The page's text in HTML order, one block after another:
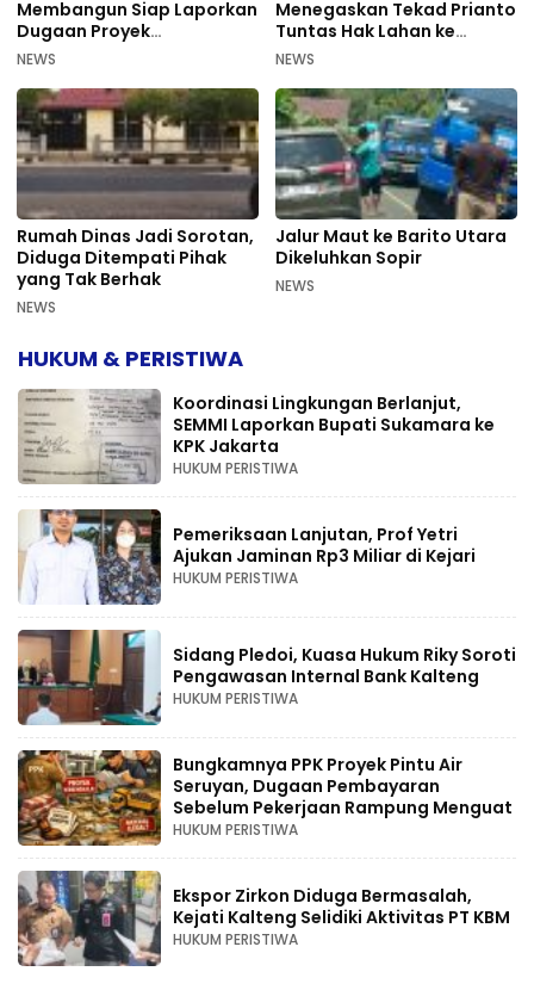
Membangun Siap Laporkan
Dugaan Proyek
Bermasalah PUPR Kalteng
NEWS
Menegaskan Tekad Prianto
Tuntas Hak Lahan ke
Mahkamah Agung
NEWS
Rumah Dinas Jadi Sorotan,
Diduga Ditempati Pihak
yang Tak Berhak
NEWS
Jalur Maut ke Barito Utara
Dikeluhkan Sopir
NEWS
HUKUM & PERISTIWA
Koordinasi Lingkungan Berlanjut,
SEMMI Laporkan Bupati Sukamara ke
KPK Jakarta
HUKUM PERISTIWA
Pemeriksaan Lanjutan, Prof Yetri
Ajukan Jaminan Rp3 Miliar di Kejari
HUKUM PERISTIWA
Sidang Pledoi, Kuasa Hukum Riky Soroti
Pengawasan Internal Bank Kalteng
HUKUM PERISTIWA
Bungkamnya PPK Proyek Pintu Air
Seruyan, Dugaan Pembayaran
Sebelum Pekerjaan Rampung Menguat
HUKUM PERISTIWA
Ekspor Zirkon Diduga Bermasalah,
Kejati Kalteng Selidiki Aktivitas PT KBM
HUKUM PERISTIWA